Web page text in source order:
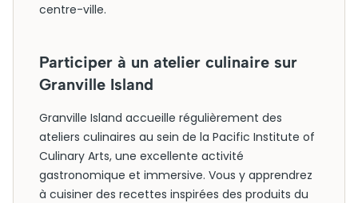
centre-ville.
Participer à un atelier culinaire sur
Granville Island
Granville Island accueille régulièrement des
ateliers culinaires au sein de la Pacific Institute of
Culinary Arts, une excellente activité
gastronomique et immersive. Vous y apprendrez
à cuisiner des recettes inspirées des produits du